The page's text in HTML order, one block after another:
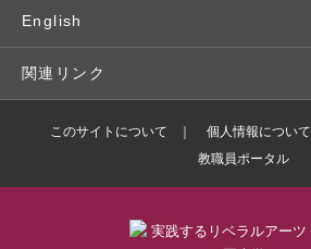
学修支援の体制
学生支援制度
奨学金・特待生（在学生向け）
社会で活躍する卒業生
社会人・シニア入学
施設・設備の貸し出し
情報メディア研究所
研究論文
出版物
English
関連リンク
バドミントン部ブログ
敬和学園高等学校
このサイトについて 個人情報について
教職員ポータル